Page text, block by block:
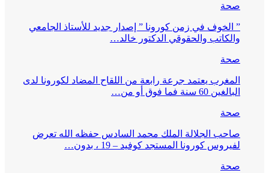
صحة
” الخوف في زمن كورونا ” إصدار جديد للأستاذ الجامعي
والكاتب والحقوقي الدكتور خالد…
صحة
المغرب يعتمد جرعة رابعة من اللقاح المضاد لكورونا لدى
البالغين 60 سنة فما فوق أو من…
صحة
صاحب الجلالة الملك محمد السادس حفظه الله تعرض
لفيروس كورونا المستجد كوفيد – 19 ، بدون…
صحة